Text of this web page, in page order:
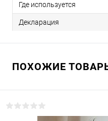
Где используется
Декларация
ПОХОЖИЕ